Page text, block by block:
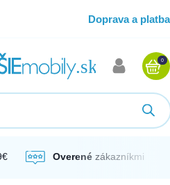
Doprava a platba
0
Overené zákazníkmi